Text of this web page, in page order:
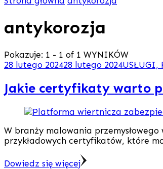
antykorozja
Pokazuje: 1 - 1 of 1 WYNIKÓW
28 lutego 202428 lutego 2024USŁUGI,
Jakie certyfikaty warto
W branży malowania
przykładowych certyfikatów, które
Dowiedz się więcej